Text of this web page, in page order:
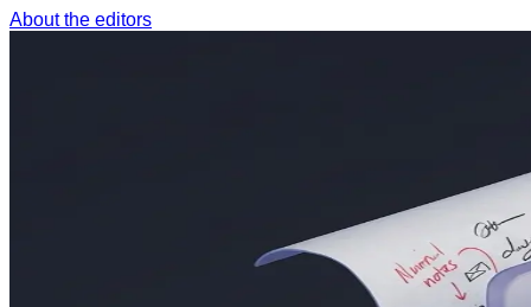
About the editors